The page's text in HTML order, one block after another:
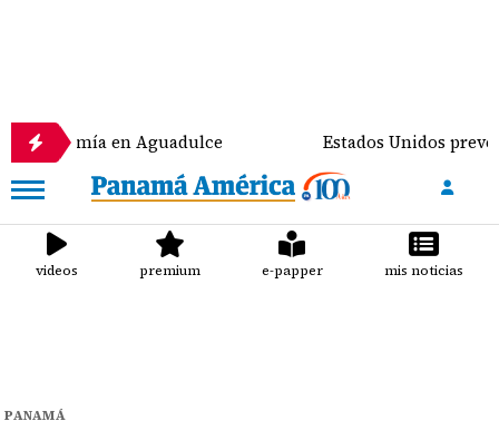
en Aguadulce Estados Unidos prevé destinar
videos premium e-papper mis noticias
PANAMÁ